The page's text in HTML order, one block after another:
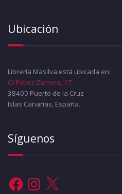
Ubicación
Librería Masilva está ubicada en:
C/ Pérez Zamora, 17
38400 Puerto de la Cruz
Islas Canarias, España.
Síguenos
FacebookInstagram
X